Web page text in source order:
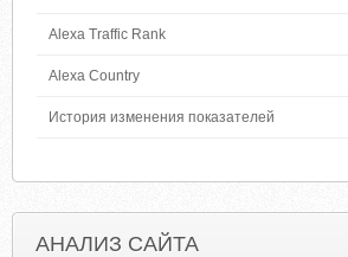
Alexa Traffic Rank
Alexa Country
История изменения показателей
АНАЛИЗ САЙТА